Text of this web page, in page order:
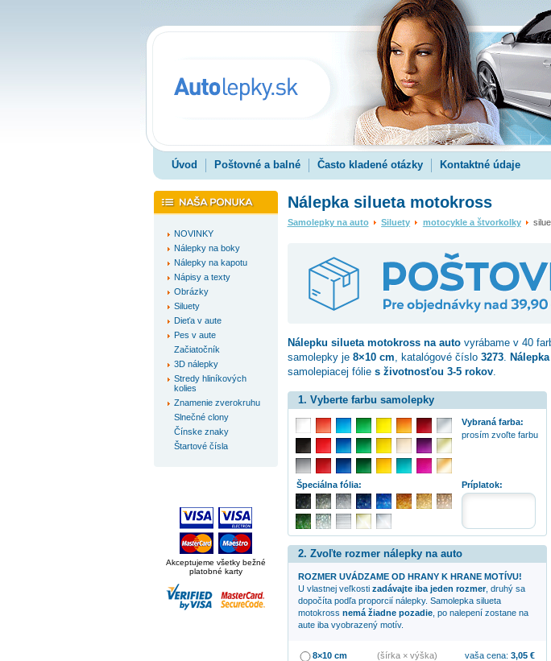
Úvod Poštovné a balné Často kladené otázky Kontaktné údaje
NOVINKY
Nálepky na boky
Nálepky na kapotu
Nápisy a texty
Obrázky
Siluety
Dieťa v aute
Pes v aute
Začiatočník
3D nálepky
Stredy hliníkových
kolies
Znamenie zverokruhu
Slnečné clony
Čínske znaky
Štartové čísla
Akceptujeme všetky bežné
platobné karty
Nálepka silueta motokross
Samolepky na auto Siluety motocykle a štvorkolky
Nálepku silueta motokrossna autovyrábame v 40
samolepky je 8×10 cm, katalógové číslo 3273.
samolepiacej fólie s životnosťou 3-5 rokov.
1. Vyberte farbu samolepky
Vybraná farba:
prosím zvoľte farbu
Príplatok:
Špeciálna fólia:
2. Zvoľte rozmer nálepky na auto
ROZMER UVÁDZAME OD HRANY K HRANE MOTÍVU!
U vlastnej veľkosti zadávajte iba jeden rozmer, druhý sa
dopočíta podľa proporcií nálepky. Samolepka silueta
motokross nemá žiadne pozadie, po nalepení zostane na
aute iba vyobrazený motív.
8×10 cm (šírka × výška) vaša cena: 3,05€